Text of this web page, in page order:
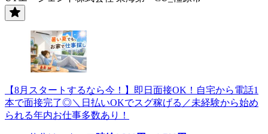
【8月スタートするなら今！】即日面接OK！自宅から電話1
本で面接完了◎＼日払いOKでスグ稼げる／未経験から始め
られる年内お仕事多数あり！